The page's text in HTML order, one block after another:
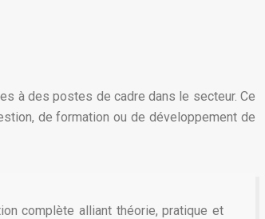
à des postes de cadre dans le secteur. Ce
de formation ou de développement de
complète alliant théorie, pratique et